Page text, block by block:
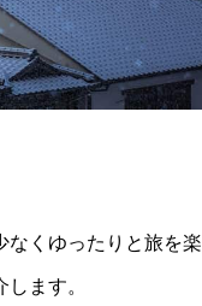
なくゆったりと旅を楽
ます。